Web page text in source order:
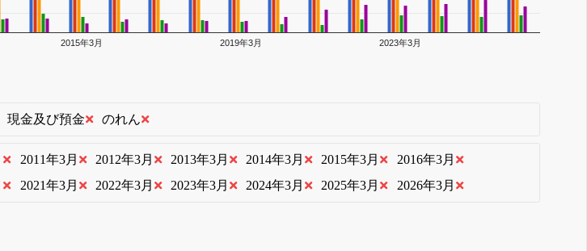
2015年3月 2019年3月 2023年3月
現金及び預金 のれん
2011年3月 2012年3月 2013年3月 2014年3月 2015年3月
2016年3月
2021年3月 2022年3月 2023年3月 2024年3月 2025年3月 2026年3月